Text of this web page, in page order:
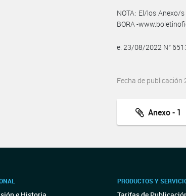
NOTA: El/los Anexo/
BORA -
e. 23/08/2022 N°
Fecha de
Anexo - 1
PRODUCTOS Y